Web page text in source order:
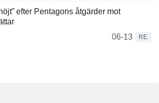
efter Pentagons åtgärder mot
06-13
RE